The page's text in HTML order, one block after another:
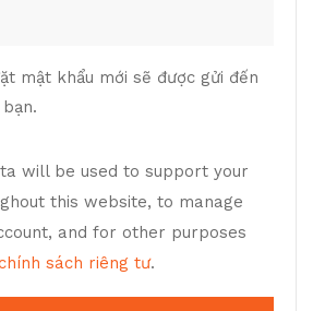
mật khẩu mới sẽ được gửi đến
will be used to support your
this website, to manage
and for other purposes
sách riêng tư.